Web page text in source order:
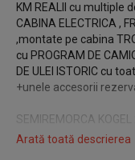
KM REALII cu multiple
CABINA ELECTRICA ,
,montate pe cabina
cu PROGRAM DE
DE ULEI ISTORIC cu
+unele accesorii
SEMIREMORCA
LATERALE DIN
Arată toată descrierea